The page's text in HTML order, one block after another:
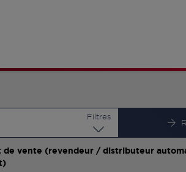
Filtres
vente (revendeur / distributeur